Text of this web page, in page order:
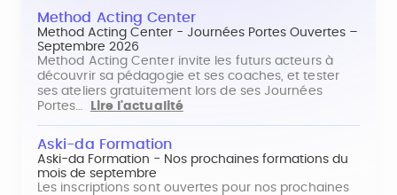
Method Acting Center
Method Acting Center - Journées Portes Ouvertes –
Septembre 2026
Method Acting Center invite les futurs acteurs à
découvrir sa pédagogie et ses coaches, et tester
ses ateliers gratuitement lors de ses Journées
Portes…
Lire l'actualité
Aski-da Formation
Aski-da Formation - Nos prochaines formations du
mois de septembre
Les inscriptions sont ouvertes pour nos prochaines